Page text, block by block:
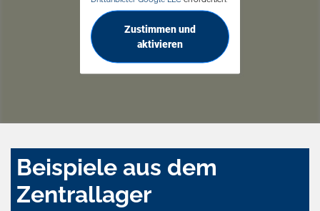
Zustimmen und
aktivieren
Beispiele aus dem
Zentrallager